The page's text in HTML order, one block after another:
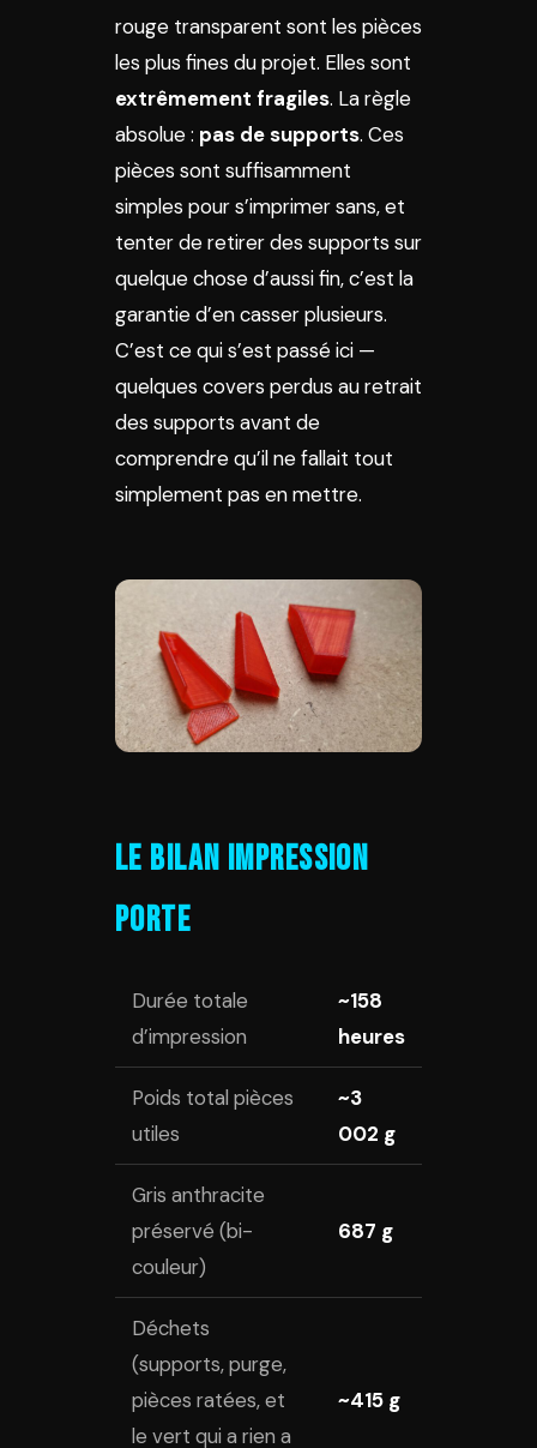
rouge transparent sont les pièces
les plus fines du projet. Elles sont
extrêmement fragiles. La règle
absolue : pas de supports. Ces
pièces sont suffisamment
simples pour s’imprimer sans, et
tenter de retirer des supports sur
quelque chose d’aussi fin, c’est la
garantie d’en casser plusieurs.
C’est ce qui s’est passé ici —
quelques covers perdus au retrait
des supports avant de
comprendre qu’il ne fallait tout
simplement pas en mettre.
Le bilan impression
porte
Durée totale
d’impression
~158
heures
Poids total pièces
utiles
~3
002 g
Gris anthracite
préservé (bi-
couleur)
687 g
Déchets
(supports, purge,
pièces ratées, et
le vert qui a rien a
~415 g